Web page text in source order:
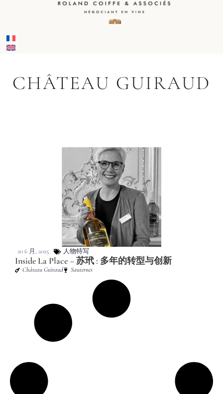
CHÂTEAU GUIRAUD
20 6 月, 2025 人物特写
Inside La Place – 苏玳 : 多年的转型与创新
Château Guiraud Sauternes